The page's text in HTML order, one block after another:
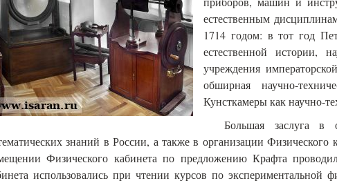
естественным
1714 годом: в тот год
естественной истории,
учреждения
обширная научно-
Кунсткамеры как научно-
Большая заслуга в
знаний в России, а также в организации
Физического кабинета по предложению Крафта
использовались при чтении курсов по